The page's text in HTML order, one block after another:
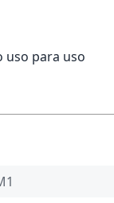
uso para uso